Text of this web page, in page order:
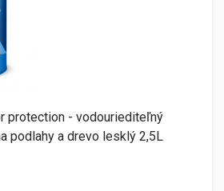
protection - vodouriediteľný
podlahy a drevo lesklý 2,5L